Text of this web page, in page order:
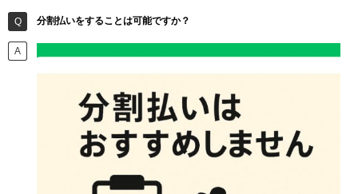
分割払いをすることは可能ですか？